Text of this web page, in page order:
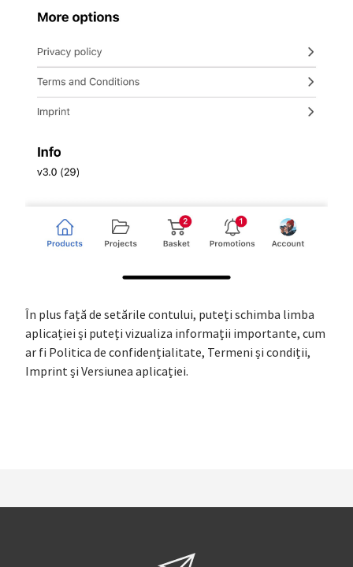
În plus față de setările contului, puteți schimba limba
aplicației și puteți vizualiza informații importante, cum
ar fi Politica de confidențialitate, Termeni și condiții,
Imprint și Versiunea aplicației.